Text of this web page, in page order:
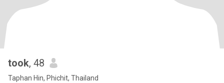
took, 48
Taphan Hin, Phichit, Thailand